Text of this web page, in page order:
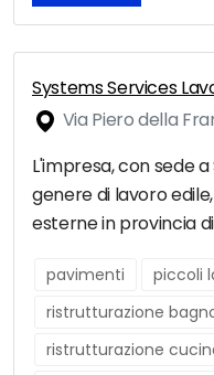
Systems Services
Via Piero della
L'impresa, con sede
genere di lavoro
esterne in provincia
pavimenti
piccoli
ristrutturazione
ristrutturazione